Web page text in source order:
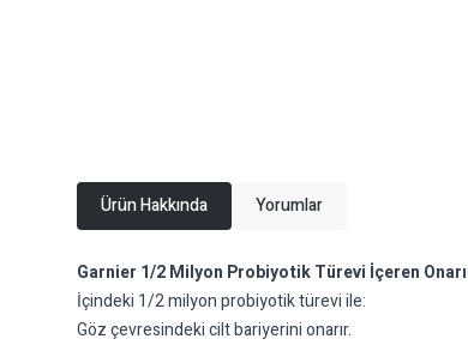
Ürün Hakkında Yorumlar
Garnier 1/2 Milyon Probiyotik Türevi İçeren
İçindeki 1/2 milyon probiyotik türevi ile:
Göz çevresindeki cilt bariyerini onarır.